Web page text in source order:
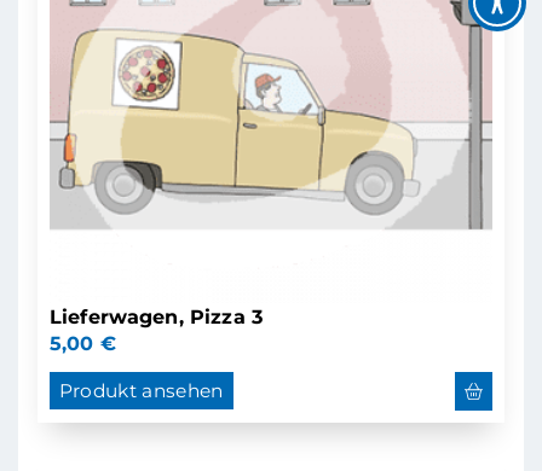
Lieferwagen, Pizza 3
5,00 €
Produkt ansehen